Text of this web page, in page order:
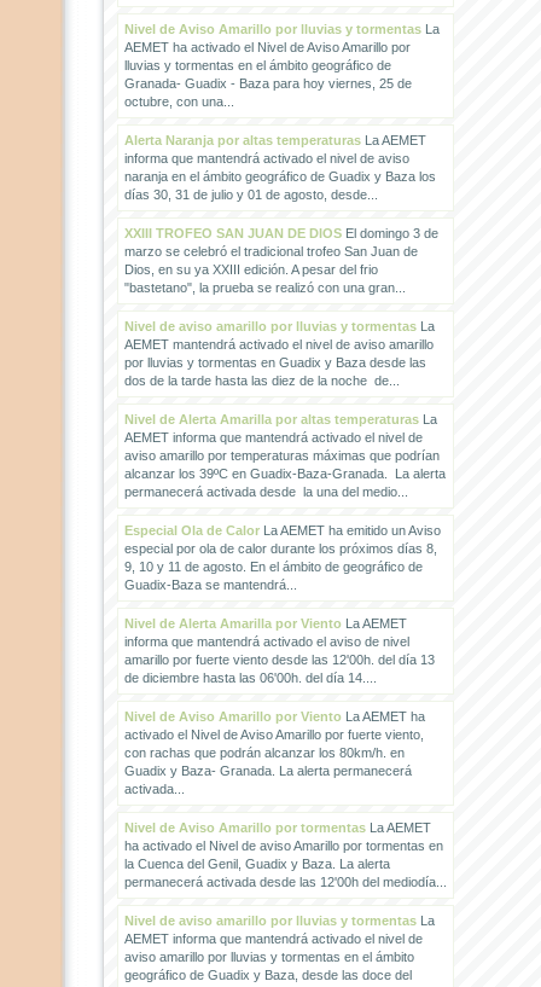
Nivel de Aviso Amarillo por lluvias y tormentasLa
AEMET ha activado el Nivel de Aviso Amarillo por
lluvias y tormentas en el ámbito geográfico de
Granada- Guadix - Baza para hoy viernes, 25 de
octubre, con una...
Alerta Naranja por altas temperaturasLa AEMET
informa que mantendrá activado el nivel de aviso
naranja en el ámbito geográfico de Guadix y Baza los
días 30, 31 de julio y 01 de agosto, desde...
XXIII TROFEO SAN JUAN DE DIOSEl domingo 3 de
marzo se celebró el tradicional trofeo San Juan de
Dios, en su ya XXIII edición. A pesar del frio
"bastetano", la prueba se realizó con una gran...
Nivel de aviso amarillo por lluvias y tormentasLa
AEMET mantendrá activado el nivel de aviso amarillo
por lluvias y tormentas en Guadix y Baza desde las
dos de la tarde hasta las diez de la noche de...
Nivel de Alerta Amarilla por altas temperaturasLa
AEMET informa que mantendrá activado el nivel de
aviso amarillo por temperaturas máximas que podrían
alcanzar los 39ºC en Guadix-Baza-Granada. La alerta
permanecerá activada desde la una del medio...
Especial Ola de CalorLa AEMET ha emitido un Aviso
especial por ola de calor durante los próximos días 8,
9, 10 y 11 de agosto. En el ámbito de geográfico de
Guadix-Baza se mantendrá...
Nivel de Alerta Amarilla por VientoLa AEMET
informa que mantendrá activado el aviso de nivel
amarillo por fuerte viento desde las 12'00h. del día 13
de diciembre hasta las 06'00h. del día 14....
Nivel de Aviso Amarillo por VientoLa AEMET ha
activado el Nivel de Aviso Amarillo por fuerte viento,
con rachas que podrán alcanzar los 80km/h. en
Guadix y Baza- Granada. La alerta permanecerá
activada...
Nivel de Aviso Amarillo por tormentasLa AEMET
ha activado el Nivel de aviso Amarillo por tormentas en
la Cuenca del Genil, Guadix y Baza. La alerta
permanecerá activada desde las 12'00h del mediodía...
Nivel de aviso amarillo por lluvias y tormentasLa
AEMET informa que mantendrá activado el nivel de
aviso amarillo por lluvias y tormentas en el ámbito
geográfico de Guadix y Baza, desde las doce del